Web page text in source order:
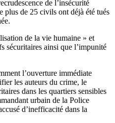
de l’insécurité
plus de 25 civils ont déjà été tués
de la vie humaine » et
sécuritaires ainsi que l’impunité
l’ouverture immédiate
les auteurs du crime, le
dans les quartiers sensibles
urbain de la Police
d’inefficacité dans la